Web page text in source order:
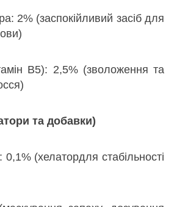
2% (заспокійливий засіб для
В5): 2,5% (зволоження та
та добавки)
(хелатордля стабільності